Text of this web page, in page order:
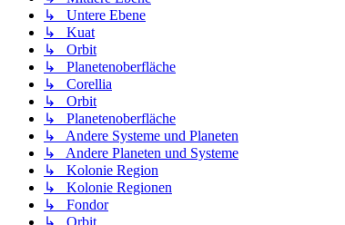
↳ Untere Ebene
↳ Kuat
↳ Orbit
↳ Planetenoberfläche
↳ Corellia
↳ Orbit
↳ Planetenoberfläche
↳ Andere Systeme und Planeten
↳ Andere Planeten und Systeme
↳ Kolonie Region
↳ Kolonie Regionen
↳ Fondor